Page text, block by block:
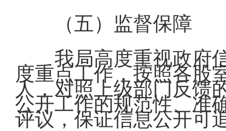
（五）监督保障
我局高度重视政府
度重点工作，按照各股
人，对照上级部门反馈
公开工作的规范性、准
评议，保证信息公开可